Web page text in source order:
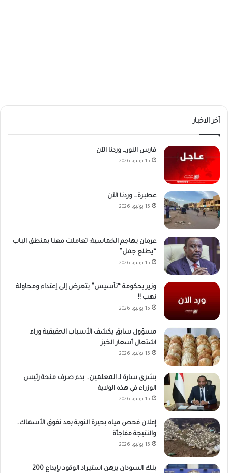
أخر الاخبار
فارس النور… وردنا الآن
15 يونيو، 2026
عطبرة… وردنا الآن
15 يونيو، 2026
عرمان يهاجم الخماسية: تعاملت معنا بمنطق الباب
“يطلع جمل”
15 يونيو، 2026
وزير بحكومة “تأسيس” يتعرض إلى إعتداء ومحاولة
نهب !!
15 يونيو، 2026
مسؤول سابق يكشف الأسباب الحقيقية وراء
اشتعال أسعار الخبز
15 يونيو، 2026
بشرى سارة لـ المعلمين.. بدء صرف منحة رئيس
الوزراء في هذه الولاية
15 يونيو، 2026
إعلان فحص مياه بحيرة النوبة بعد نفوق الأسماك..
والنتيجة مفاجأة
15 يونيو، 2026
بنك السودان يرهن استيراد الوقود بإيداع 200